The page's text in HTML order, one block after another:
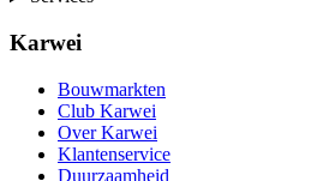
Karwei
Bouwmarkten
Club Karwei
Over Karwei
Klantenservice
Duurzaamheid